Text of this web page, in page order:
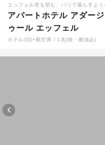
エッフェル塔を望む、パリで暮らすよう
アパートホテル アダー
ゥール エッフェル
ホテル3泊+航空券 / 1名(税・燃油込)